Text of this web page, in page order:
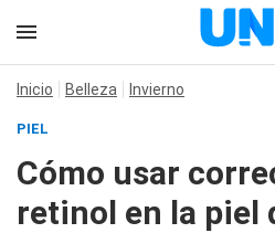
Inicio Belleza Invierno
PIEL
Cómo usar
retinol en la piel